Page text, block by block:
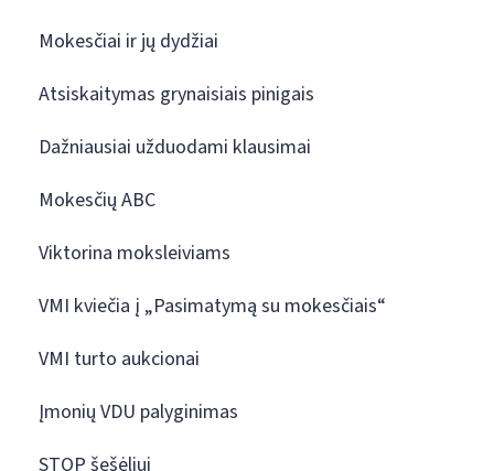
Mokesčiai ir jų dydžiai
Atsiskaitymas grynaisiais pinigais
Dažniausiai užduodami klausimai
Mokesčių ABC
Viktorina moksleiviams
VMI kviečia į „Pasimatymą su mokesčiais“
VMI turto aukcionai
Įmonių VDU palyginimas
STOP šešėliui